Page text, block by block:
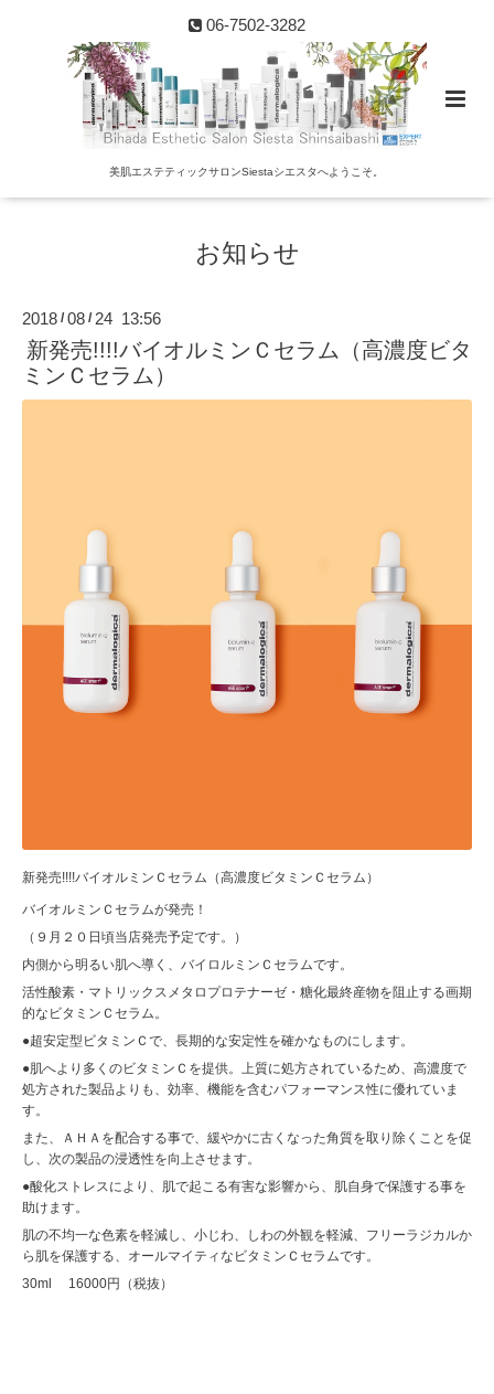
06-7502-3282
美肌エステティックサロンSiestaシエスタへようこそ。
お知らせ
2018 /08 / 24 13:56
新発売!!!!バイオルミンＣセラム（高濃度ビタ
ミンＣセラム）
新発売!!!!バイオルミンＣセラム（高濃度ビタミンＣセラム）
バイオルミンＣセラムが発売！
（９月２０日頃当店発売予定です。）
内側から明るい肌へ導く、バイロルミンＣセラムです。
活性酸素・マトリックスメタロプロテナーゼ・糖化最終産物を阻止する画期
的なビタミンＣセラム。
●超安定型ビタミンＣで、長期的な安定性を確かなものにします。
●肌へより多くのビタミンＣを提供。上質に処方されているため、高濃度で
処方された製品よりも、効率、機能を含むパフォーマンス性に優れていま
す。
また、ＡＨＡを配合する事で、緩やかに古くなった角質を取り除くことを促
し、次の製品の浸透性を向上させます。
●酸化ストレスにより、肌で起こる有害な影響から、肌自身で保護する事を
助けます。
肌の不均一な色素を軽減し、小じわ、しわの外観を軽減、フリーラジカルか
ら肌を保護する、オールマイティなビタミンＣセラムです。
30ml 16000円（税抜）